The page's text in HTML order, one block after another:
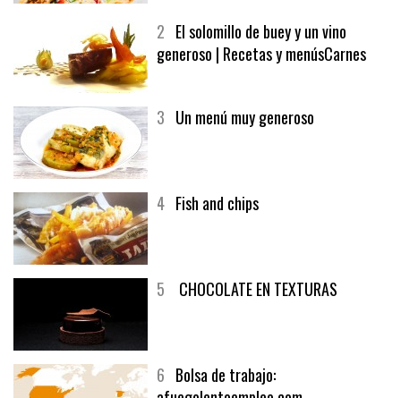
2 El solomillo de buey y un vino
generoso | Recetas y menúsCarnes
3 Un menú muy generoso
4 Fish and chips
5 CHOCOLATE EN TEXTURAS
6 Bolsa de trabajo: